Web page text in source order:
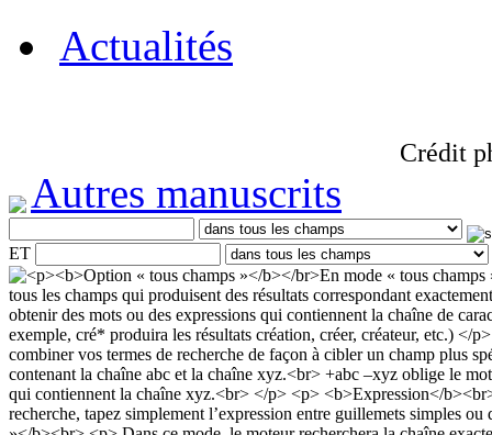
Actualités
Crédit
Autres manuscrits
ET